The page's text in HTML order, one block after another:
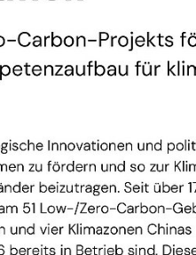
und
Vorgehen dem Prinzip:
Passivhausprojekten zur